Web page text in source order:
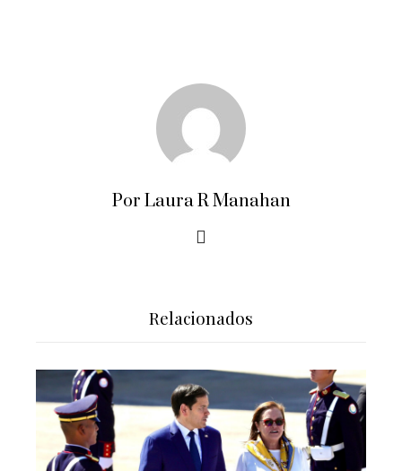
Por Laura R Manahan
Relacionados